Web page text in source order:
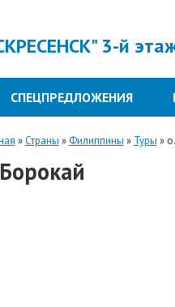
3-й
СПЕЦПРЕДЛОЖЕНИЯ
»Страны »Филиппины » Туры »